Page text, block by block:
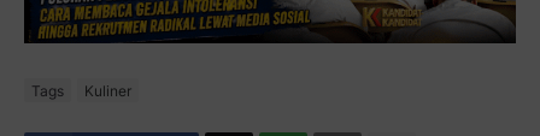
Tags Kuliner